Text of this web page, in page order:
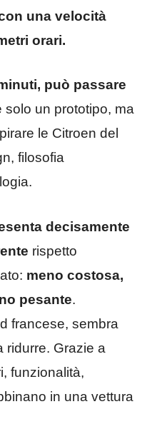
una velocità
orari.
può passare
solo un prototipo, ma
le Citroen del
filosofia
decisamente
rispetto
meno costosa,
pesante.
francese, sembra
ridurre. Grazie a
funzionalità,
in una vettura